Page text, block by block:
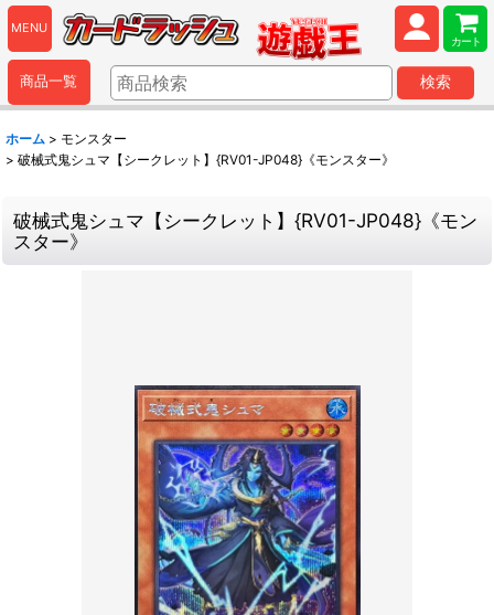
MENU
カート
商品一覧 検索
ホーム > モンスター
> 破械式鬼シュマ【シークレット】{RV01-JP048}《モンスター》
破械式鬼シュマ【シークレット】{RV01-JP048}《モン
スター》